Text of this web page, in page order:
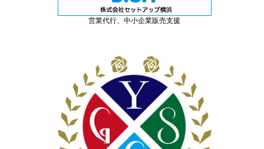
営業代行、中小企業販売支援